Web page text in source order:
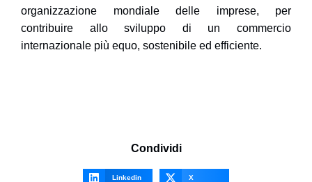
organizzazione mondiale delle imprese, per
contribuire allo sviluppo di un commercio
internazionale più equo, sostenibile ed efficiente.
Condividi
Linkedin X